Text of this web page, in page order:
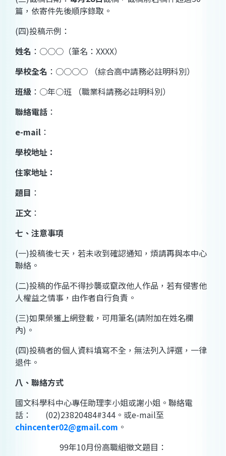
篇，依寄件先後順序錄取。
(四)投稿示例：
姓名 ：○○○（筆名： XXXX）
學校全名 ：○○○○ （綜合高中請務必註明科別）
班級 ：○年○班 （職業科請務必註明科別）
聯絡電話 ：
e-mail ：
學校地址：
住家地址：
題目 ：
正文 ：
七、注意事項
(一)投稿後七天，若未收到確認通知，煩請再與本中心
聯絡。
(二)投稿的作品不得抄襲或竄改他人作品，若有侵害他
人權益之情事，由作者自行負責。
(三)如果榮獲上網登載，可用筆名(請附加在姓名欄
內) 。
(四)投稿者的個人資料填寫不全，無法列入評選，一律
退件。
八、聯絡方式
國文科學科中心專任助理李小姐或謝小姐。聯絡電
話：
(02)23820484#344 。或e-mail至
chincenter02@gmail.com 。
99年10月份高職組徵文題目：